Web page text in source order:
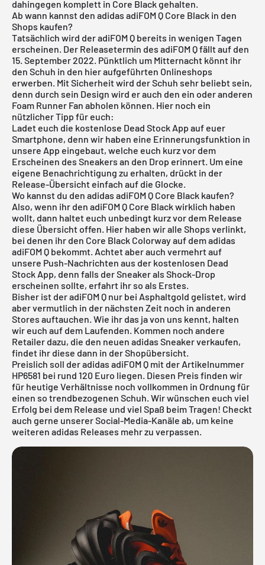
dahingegen komplett in Core Black gehalten.
Ab wann kannst den adidas adiFOM Q Core Black in den
Shops kaufen?
Tatsächlich wird der adiFOM Q bereits in wenigen Tagen
erscheinen. Der Releasetermin des adiFOM Q fällt auf den
15. September 2022. Pünktlich um Mitternacht könnt ihr
den Schuh in den hier aufgeführten Onlineshops
erwerben. Mit Sicherheit wird der Schuh sehr beliebt sein,
denn durch sein Design wird er auch den ein oder anderen
Foam Runner Fan abholen können. Hier noch ein
nützlicher Tipp für euch:
Ladet euch die kostenlose Dead Stock App auf euer
Smartphone, denn wir haben eine Erinnerungsfunktion in
unsere App eingebaut, welche euch kurz vor dem
Erscheinen des Sneakers an den Drop erinnert. Um eine
eigene Benachrichtigung zu erhalten, drückt in der
Release-Übersicht einfach auf die Glocke.
Wo kannst du den adidas adiFOM Q Core Black kaufen?
Also, wenn ihr den adiFOM Q Core Black wirklich haben
wollt, dann haltet euch unbedingt kurz vor dem Release
diese Übersicht offen. Hier haben wir alle Shops verlinkt,
bei denen ihr den Core Black Colorway auf dem adidas
adiFOM Q bekommt. Achtet aber auch vermehrt auf
unsere Push-Nachrichten aus der kostenlosen Dead
Stock App, denn falls der Sneaker als Shock-Drop
erscheinen sollte, erfahrt ihr so als Erstes.
Bisher ist der adiFOM Q nur bei Asphaltgold gelistet, wird
aber vermutlich in der nächsten Zeit noch in anderen
Stores auftauchen. Wie ihr das ja von uns kennt, halten
wir euch auf dem Laufenden. Kommen noch andere
Retailer dazu, die den neuen adidas Sneaker verkaufen,
findet ihr diese dann in der Shopübersicht.
Preislich soll der adidas adiFOM Q mit der Artikelnummer
HP6581 bei rund 120 Euro liegen. Diesen Preis finden wir
für heutige Verhältnisse noch vollkommen in Ordnung für
einen so trendbezogenen Schuh. Wir wünschen euch viel
Erfolg bei dem Release und viel Spaß beim Tragen! Checkt
auch gerne unserer Social-Media-Kanäle ab, um keine
weiteren adidas Releases mehr zu verpassen.